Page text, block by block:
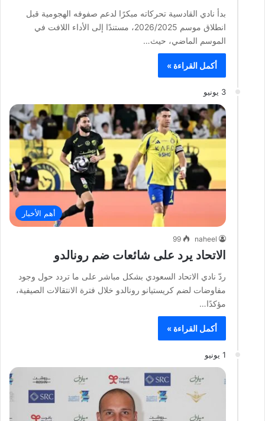
بدأ نادي القادسية تحركاته مبكرًا لدعم صفوفه الهجومية قبل
انطلاق موسم 2026/2025، مستندًا إلى الأداء اللافت في
الموسم الماضي، حيث…
أكمل القراءة »
3 يونيو
أهم الأخبار
naheel
99
الاتحاد يرد على شائعات ضم رونالدو
ردّ نادي الاتحاد السعودي بشكل مباشر على ما تردد حول وجود
مفاوضات لضم كريستيانو رونالدو خلال فترة الانتقالات الصيفية،
مؤكدًا…
أكمل القراءة »
1 يونيو